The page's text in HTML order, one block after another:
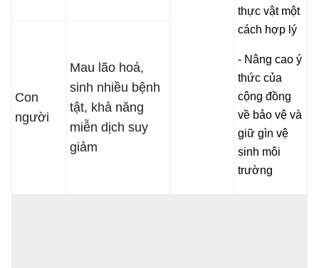
thực vật một
cách hợp lý
- Nâng cao ý
thức của
cộng đồng
về bảo vệ và
giữ gìn vệ
sinh môi
trường
Con
người
Mau lão hoá,
sinh nhiều bệnh
tật, khả năng
miễn dịch suy
giảm